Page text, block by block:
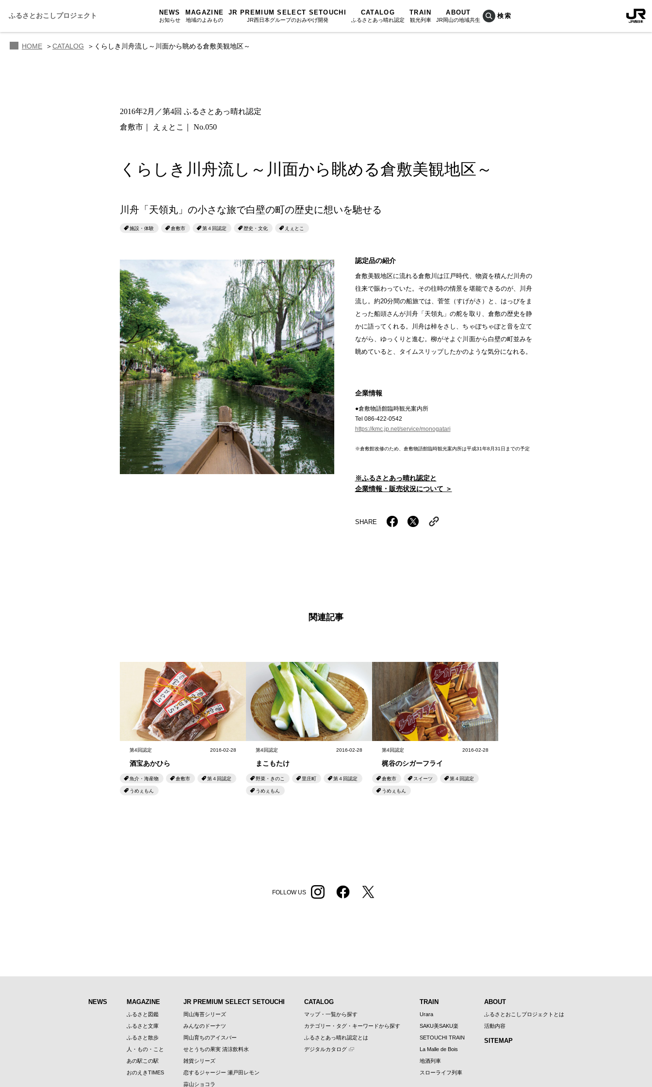
ふるさとおこしプロジェクト NEWS
お知らせ
MAGAZINE
地域のよみもの
ふるさと図鑑
人・もの・こと
JR PREMIUM SELECT SETOUCHI
JR西日本グループのおみやげ開発
せとうちの果実 清涼飲料水
蒜山ショコラ
せとうちの果実 チューハイ
CATALOG
ふるさとあっ晴れ認定
第12回 挑戦 第11回 せとうち
第8回 岡山市 第7回
第6回 瀬戸内市/備前市/和気町/赤磐市
第2回 真庭市/新庄村
ふるさとあっ晴れ認定とは デジタルカタログ
TRAIN
観光列車
ABOUT
JR岡山の地域共生
HOME CATALOG くらしき川舟流し～川面から眺める倉敷美観地区～
2016年2月／第4回 ふるさとあっ晴れ認定
倉敷市
えぇとこ No.050
くらしき川舟流し～川面から眺める倉敷美観地区～
川舟「天領丸」の小さな旅で白壁の町の歴史に想いを馳せる
施設・体験 倉敷市 第４回認定 歴史・文化 えぇとこ
認定品の紹介
倉敷美観地区に流れる倉敷川は江戸時代、物資を積んだ川舟の
往来で賑わっていた。その往時の情景を堪能できるのが、川舟
流し。約20分間の船旅では、菅笠（すげがさ）と、はっぴをま
とった船頭さんが川舟「天領丸」の舵を取り、倉敷の歴史を静
かに語ってくれる。川舟は棹をさし、ちゃぽちゃぽと音を立て
ながら、ゆっくりと進む。柳がそよぐ川面から白壁の町並みを
眺めていると、タイムスリップしたかのような気分になれる。
企業情報
●倉敷物語館臨時観光案内所
Tel 086-422-0542
https://kmc.jp.net/service/monogatari
※倉敷館改修のため、倉敷物語館臨時観光案内所は平成31年8月31日までの予定
※ふるさとあっ晴れ認定と
企業情報・販売状況について ＞
SHARE
関連記事
第4回認定 2016-02-28
酒宝あかひら
魚介・海産物 倉敷市 第４回認定
うめぇもん
第4回認定 2016-02-28
まこもたけ
野菜・きのこ 里庄町 第４回認定
うめぇもん
第4回認定 2016-02-28
梶谷のシガーフライ
倉敷市 スイーツ 第４回認定
うめぇもん
FOLLOW US
NEWS MAGAZINE
ふるさと図鑑
ふるさと文庫
ふるさと散歩
人・もの・こと
あの駅この駅
おのえきTIMES
JR PREMIUM SELECT SETOUCHI
岡山海苔シリーズ
みんなのドーナツ
岡山育ちのアイスバー
せとうちの果実 清涼飲料水
雑貨シリーズ
恋するジャージー 瀬戸田レモン
蒜山ショコラ
CATALOG
マップ・一覧から探す
カテゴリー・タグ・キーワードから探す
ふるさとあっ晴れ認定とは
デジタルカタログ
TRAIN
Urara
SAKU美SAKU楽
SETOUCHI TRAIN
La Malle de Bois
地酒列車
スローライフ列車
ABOUT
ふるさとおこしプロジェクトとは
活動内容
SITEMAP